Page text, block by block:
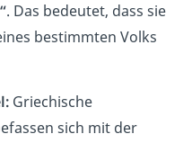
. Das bedeutet, dass sie
bestimmten Volks
Griechische
sich mit der